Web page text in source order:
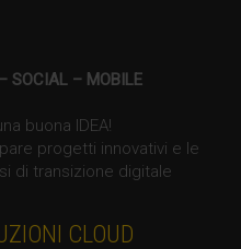
SOCIAL – MOBILE
buona IDEA!
progetti innovativi e le
di transizione digitale
CLOUD